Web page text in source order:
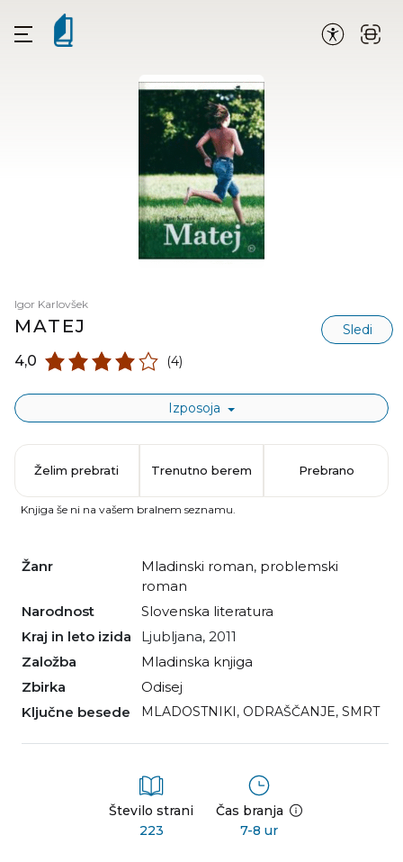
Igor Karlovšek
MATEJ Sledi
4,0 (4)
Izposoja
Žanr mladinski roman, problemski
roman
Narodnost
slovenska literatura
Kraj in leto izida
Ljubljana, 2011
Založba
Mladinska knjiga
Zbirka
Odisej
Ključne besede
MLADOSTNIKI , ODRAŠČANJE, SMRT
Število strani
223
Čas branja
7-8 ur
Želim prebrati Trenutno berem Prebrano
Knjiga še ni na vašem bralnem seznamu.